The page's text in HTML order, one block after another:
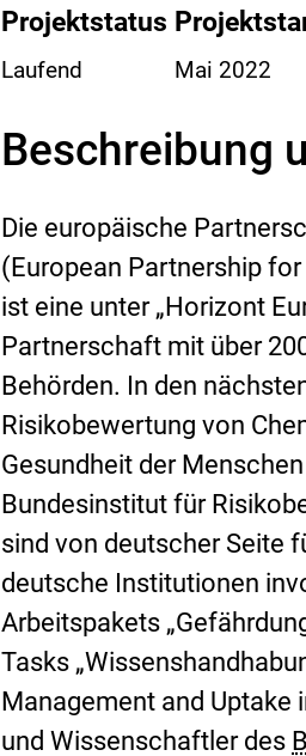
Merkliste
hinzufügen.
Projektstatus
Laufend Mai 2022
Beschreibung
Die europäische
(European Partnership
ist eine unter „Horizont
Partnerschaft mit über
Behörden. In den
Risikobewertung von
Gesundheit der
Bundesinstitut für
sind von deutscher Seite
deutsche Institutionen
Arbeitspakets
Tasks
Management and Uptake
und Wissenschaftler des